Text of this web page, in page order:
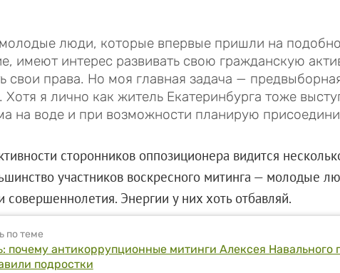
люди, которые впервые пришли на
имеют интерес развивать свою гражданскую
свои права. Но моя главная задача —
Хотя я лично как житель Екатеринбурга тоже
на воде и при возможности планирую
сторонников оппозиционера видится
участников воскресного митинга — молодые
совершеннолетия. Энергии у них хоть отбавляй.
по теме
почему антикоррупционные митинги Алексея Навального
подростки